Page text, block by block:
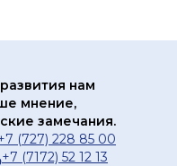
нам
мнение,
замечания.
(727) 228 85 00
+7 (7172) 52 12 13